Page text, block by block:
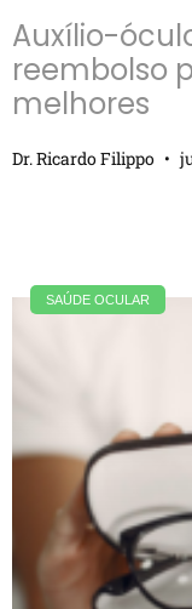
Auxílio-
reembolso
melhores
Dr. Ricardo Filippo
SAÚDE OCULAR